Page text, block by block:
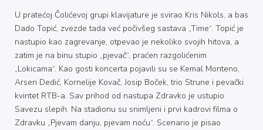
U pratećoj Čolićevoj grupi klavijature je svirao Kris Nikols, a bas
Dado Topić, zvezde tada već počivšeg sastava „Time“. Topić je
nastupio kao zagrevanje, otpevao je nekoliko svojih hitova, a
zatim je na binu stupio „pjevač“, praćen razgolićenim
„Lokicama“. Kao gosti koncerta pojavili su se Kemal Monteno,
Arsen Dedić, Kornelije Kovač, Josip Boček, trio Strune i pevački
kvintet RTB-a. Sav prihod od nastupa Zdravko je ustupio
Savezu slepih. Na stadionu su snimljeni i prvi kadrovi filma o
Zdravku „Pjevam danju, pjevam noću“. Scenario je pisao